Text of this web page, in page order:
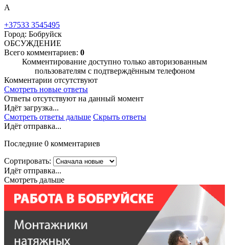
А
+37533 3545495
Город: Бобруйск
ОБСУЖДЕНИЕ
Всего комментариев: 0
Комментирование доступно только авторизованным
пользователям с подтверждённым телефоном
Комментарии отсутствуют
Смотреть новые ответы
Ответы отсутствуют на данный момент
Идёт загрузка...
Смотреть ответы дальше Скрыть ответы
Идёт отправка...
Последние 0 комментариев
Сортировать:
Идёт отправка...
Смотреть дальше